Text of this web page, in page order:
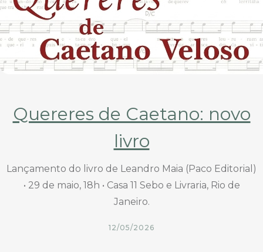
Quereres de Caetano: novo
livro
Lançamento do livro de Leandro Maia (Paco Editorial)
• 29 de maio, 18h • Casa 11 Sebo e Livraria, Rio de
Janeiro.
12/05/2026